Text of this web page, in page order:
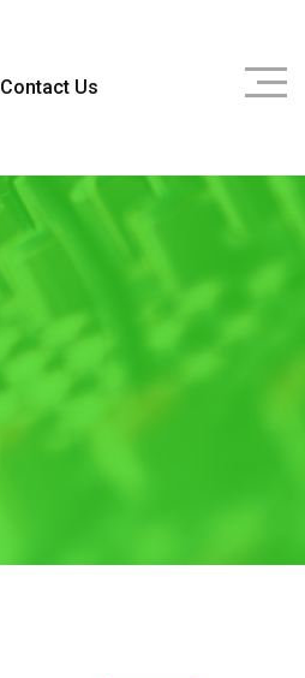
Contact Us